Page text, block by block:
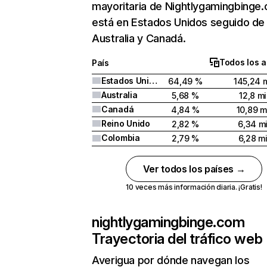
mayoritaria de
está en Estados Unidos seguido de
Australia y Canadá.
País
Todos los
Estados Unidos
64,49 %
145,24
Australia
5,68 %
12,8
Canadá
4,84 %
10,89
Reino Unido
2,82 %
6,34
Colombia
2,79 % 6,28
Ver todos los países →
10 veces más información diaria. ¡Gratis!
nightlygamingbinge.com
Trayectoria del tráfico web
Averigua por dónde navegan los